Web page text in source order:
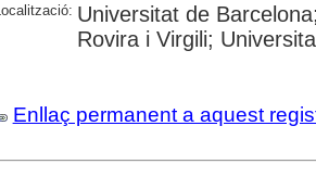
Localització: Universitat de
Rovira i Virgili;
Enllaç permanent a aquest